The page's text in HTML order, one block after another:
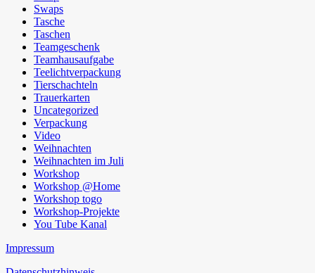
Swaps
Tasche
Taschen
Teamgeschenk
Teamhausaufgabe
Teelichtverpackung
Tierschachteln
Trauerkarten
Uncategorized
Verpackung
Video
Weihnachten
Weihnachten im Juli
Workshop
Workshop @Home
Workshop togo
Workshop-Projekte
You Tube Kanal
Impressum